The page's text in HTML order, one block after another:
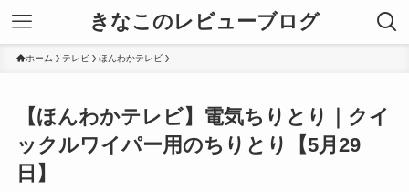
きなこのレビューブログ
ホーム テレビ ほんわかテレビ
【ほんわかテレビ】電気ちりとり｜クイ
ックルワイパー用のちりとり【5月29
日】